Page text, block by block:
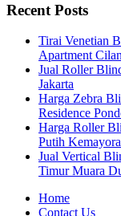
Recent Posts
Tirai Venetian
Apartment
Jual Roller
Jakarta
Harga Zebra
Residence
Harga Roller
Putih
Jual Vertical
Timur Muara
Home
Contact Us